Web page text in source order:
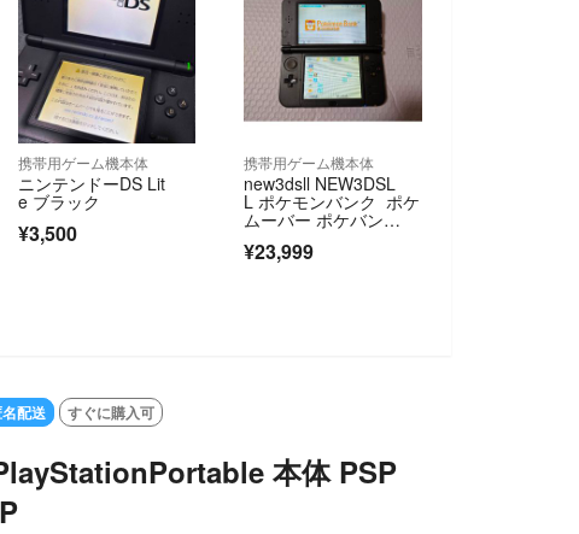
携帯用ゲーム機本体
ニンテンドーDS Lit
e ブラック
¥3,500
携帯用ゲーム機本体
new3dsll NEW3DSL
L ポケモンバンク ポケ
ムーバー ポケバン
¥23,999
配送 すぐに購入可
本体 PSP